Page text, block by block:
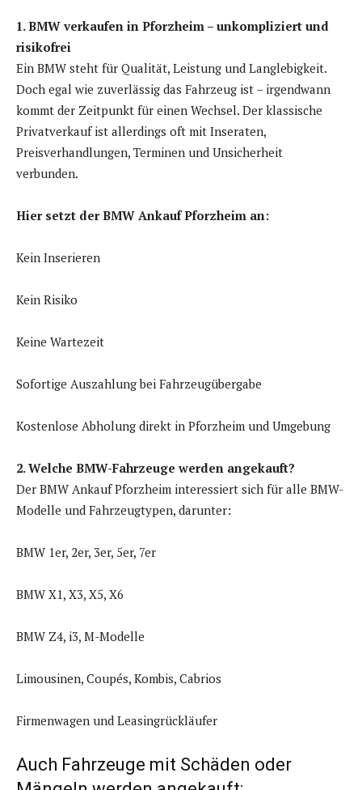
1. BMW verkaufen in Pforzheim – unkompliziert und
risikofrei
Ein BMW steht für Qualität, Leistung und Langlebigkeit.
Doch egal wie zuverlässig das Fahrzeug ist – irgendwann
kommt der Zeitpunkt für einen Wechsel. Der klassische
Privatverkauf ist allerdings oft mit Inseraten,
Preisverhandlungen, Terminen und Unsicherheit
verbunden.
Hier setzt der BMW Ankauf Pforzheim an:
Kein Inserieren
Kein Risiko
Keine Wartezeit
Sofortige Auszahlung bei Fahrzeugübergabe
Kostenlose Abholung direkt in Pforzheim und Umgebung
2. Welche BMW-Fahrzeuge werden angekauft?
Der BMW Ankauf Pforzheim interessiert sich für alle BMW-
Modelle und Fahrzeugtypen, darunter:
BMW 1er, 2er, 3er, 5er, 7er
BMW X1, X3, X5, X6
BMW Z4, i3, M-Modelle
Limousinen, Coupés, Kombis, Cabrios
Firmenwagen und Leasingrückläufer
Auch Fahrzeuge mit Schäden oder